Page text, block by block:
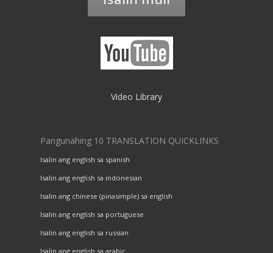
Video Library
Pangunahing 10 TRANSLATION QUICKLINKS
Isalin ang english sa spanish
Isalin ang english sa indonesian
Isalin ang chinese (pinasimple) sa english
Isalin ang english sa portuguese
Isalin ang english sa russian
Isalin ang english sa arabic